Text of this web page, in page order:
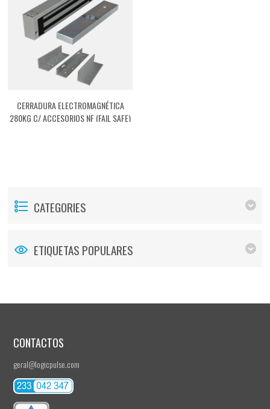
CERRADURA ELECTROMAGNÉTICA
280KG C/ ACCESORIOS NF (FAIL SAFE)
CATEGORIES
ETIQUETAS POPULARES
CONTACTOS
geral@logicpulse.com